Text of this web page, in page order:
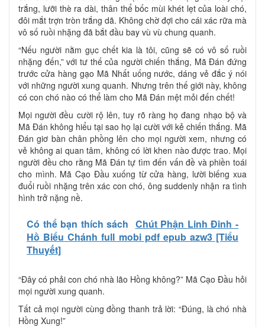
trắng, lưỡi thè ra dài, thân thể bốc mùi khét lẹt của loài chó,
đôi mắt trợn tròn trắng dã. Không chờ đợi cho cái xác rữa mà
vô số ruồi nhặng đã bắt đầu bay vù vù chung quanh.
“Nếu người nằm gục chết kia là tôi, cũng sẽ có vô số ruồi
nhặng đến,” với tư thế của người chiến thắng, Mã Đán đứng
trước cửa hàng gạo Mã Nhất uống nước, dáng vẻ đắc ý nói
với những người xung quanh. Nhưng trên thế giới này, không
có con chó nào có thể làm cho Mã Đán mệt mỏi đến chết!
Mọi người đều cười rộ lên, tuy rõ ràng họ đang nhạo bộ và
Mã Đán không hiểu tại sao họ lại cười với kẻ chiến thắng. Mã
Đán giơ bàn chân phồng lên cho mọi người xem, nhưng có
vẻ không ai quan tâm, không có lời khen nào được trao. Mọi
người đều cho rằng Mã Đán tự tìm đến vấn đề và phiền toái
cho mình. Mã Cạo Đầu xuống từ cửa hàng, lười biếng xua
đuổi ruồi nhặng trên xác con chó, ông suddenly nhận ra tình
hình trở nặng nề.
Có thể bạn thích sách Chút Phận Linh Đinh -
Hồ Biểu Chánh full mobi pdf epub azw3 [Tiểu
Thuyết]
“Đây có phải con chó nhà lão Hồng không?” Mã Cạo Đầu hỏi
mọi người xung quanh.
Tất cả mọi người cùng đồng thanh trả lời: “Đúng, là chó nhà
Hồng Xung!”